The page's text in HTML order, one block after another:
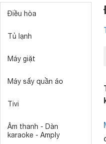
Điều hòa
Tủ lạnh
Máy giặt
Máy sấy quần áo
Tivi
Âm thanh - Dàn
karaoke - Amply